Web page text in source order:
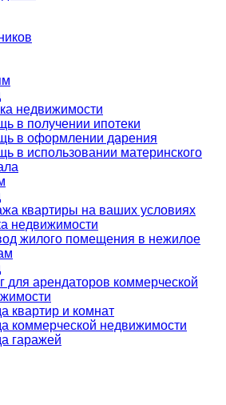
недвижимости
в получении ипотеки
в оформлении дарения
в использовании материнского
квартиры на ваших условиях
недвижимости
жилого помещения в нежилое
для арендаторов коммерческой
квартир и комнат
коммерческой недвижимости
гаражей